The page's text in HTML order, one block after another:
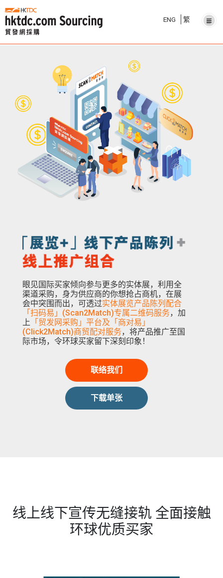
ENG 繁
眼见国际买家倾向参与更多的实体展，利用全
渠道采购，身为供应商的你想抢占商机，在展
会中突围而出，可透过实体展览产品陈列配合
「扫码易」(Scan2Match)专属二维码服务，加
上
「贸发网采购」平台及「商对易」
(Click2Match)商贸配对服务，将产品推广至国
际市场，令环球买家留下深刻印象！
联络我们
下载单张
线上线下宣传无缝接轨 全面接触
环球优质买家